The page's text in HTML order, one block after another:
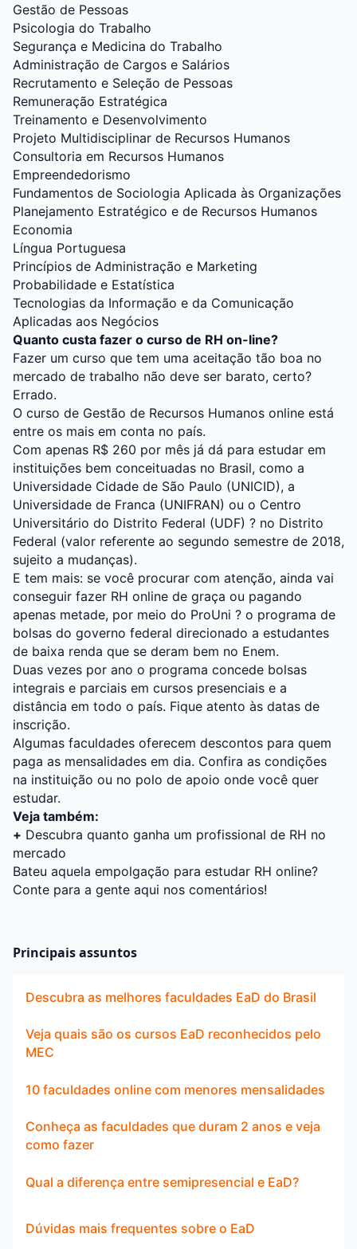
Gestão de Pessoas
Psicologia do Trabalho
Segurança e Medicina do Trabalho
Administração de Cargos e Salários
Recrutamento e Seleção de Pessoas
Remuneração Estratégica
Treinamento e Desenvolvimento
Projeto Multidisciplinar de Recursos Humanos
Consultoria em Recursos Humanos
Empreendedorismo
Fundamentos de Sociologia Aplicada às Organizações
Planejamento Estratégico e de Recursos Humanos
Economia
Língua Portuguesa
Princípios de Administração e Marketing
Probabilidade e Estatística
Tecnologias da Informação e da Comunicação
Aplicadas aos Negócios
Quanto custa fazer o curso de RH on-line?
Fazer um curso que tem uma aceitação tão boa no
mercado de trabalho não deve ser barato, certo?
Errado.
O curso de Gestão de Recursos Humanos online está
entre os mais em conta no país.
Com apenas R$ 260 por mês já dá para estudar em
instituições bem conceituadas no Brasil, como a
Universidade Cidade de São Paulo (UNICID), a
Universidade de Franca (UNIFRAN) ou o Centro
Universitário do Distrito Federal (UDF) ? no Distrito
Federal (valor referente ao segundo semestre de 2018,
sujeito a mudanças).
E tem mais: se você procurar com atenção, ainda vai
conseguir fazer RH online de graça ou pagando
apenas metade, por meio do ProUni ? o programa de
bolsas do governo federal direcionado a estudantes
de baixa renda que se deram bem no Enem.
Duas vezes por ano o programa concede bolsas
integrais e parciais em cursos presenciais e a
distância em todo o país. Fique atento às datas de
inscrição.
Algumas faculdades oferecem descontos para quem
paga as mensalidades em dia. Confira as condições
na instituição ou no polo de apoio onde você quer
estudar.
Veja também:
+ Descubra quanto ganha um profissional de RH no
mercado
Bateu aquela empolgação para estudar RH online?
Conte para a gente aqui nos comentários!
Principais assuntos
Descubra as melhores faculdades EaD do Brasil
Veja quais são os cursos EaD reconhecidos pelo
MEC
10 faculdades online com menores mensalidades
Conheça as faculdades que duram 2 anos e veja
como fazer
Qual a diferença entre semipresencial e EaD?
Dúvidas mais frequentes sobre o EaD